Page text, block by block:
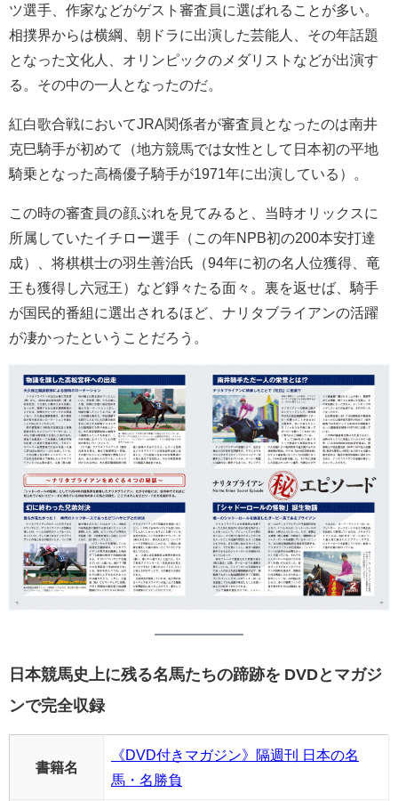
ツ選手、作家などがゲスト審査員に選ばれることが多い。
相撲界からは横綱、朝ドラに出演した芸能人、その年話題
となった文化人、オリンピックのメダリストなどが出演す
る。その中の一人となったのだ。
紅白歌合戦においてJRA関係者が審査員となったのは南井
克巳騎手が初めて（地方競馬では女性として日本初の平地
騎乗となった高橋優子騎手が1971年に出演している）。
この時の審査員の顔ぶれを見てみると、当時オリックスに
所属していたイチロー選手（この年NPB初の200本安打達
成）、将棋棋士の羽生善治氏（94年に初の名人位獲得、竜
王も獲得し六冠王）など錚々たる面々。裏を返せば、騎手
が国民的番組に選出されるほど、ナリタブライアンの活躍
が凄かったということだろう。
日本競馬史上に残る名馬たちの蹄跡を DVDとマガジ
ンで完全収録
書籍名
《DVD付きマガジン》隔週刊 日本の名
馬・名勝負